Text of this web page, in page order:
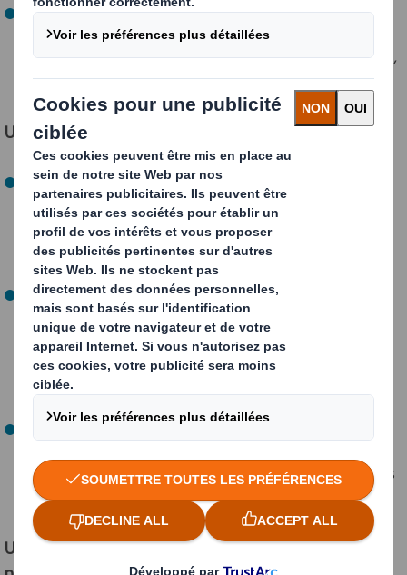
La science appliquée aux fibres : une analyse
approfondie des différentes fibres de papier et de
carton ondulé recyclées afin d'optimiser leur résistance,
leur résilience et leurs propriétés recyclables.
Une réduction des déchets accrue
L’analyse en conditions réelles des chaînes
d'approvisionnement de livraisons e-commerce, y
compris la mesure de l'impact de la force
gravitationnelle sur les colis en transit, afin d'éviter les
colis endommagés et réduire le gaspillage.
De nouveaux essais sur le renforcement des fibres de
papier naturelles pour optimiser les matériaux dans la
conception et la fabrication des boîtes. Cette nouvelle
technologie permet de retirer l'excès de fibres de
l'emballage tout en améliorant sa résistance et sa
résilience globales.
700 concepteurs DS Smith formés au design circulaire,
que tous les clients aient accès à des emballages et des
services circulaires.
Un nouveau centre d'accélération du processus de